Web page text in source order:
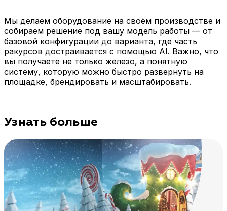
Мы делаем оборудование на своём производстве и
собираем решение под вашу модель работы — от
базовой конфигурации до варианта, где часть
ракурсов достраивается с помощью AI. Важно, что
вы получаете не только железо, а понятную
систему, которую можно быстро развернуть на
площадке, брендировать и масштабировать.
Узнать больше